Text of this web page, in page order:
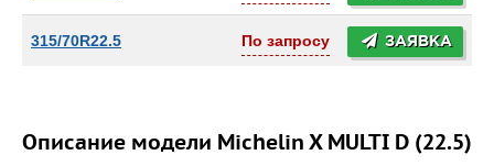
315/70R22.5 По запросу ЗАЯВКА
Описание модели Michelin X MULTI D (22.5)